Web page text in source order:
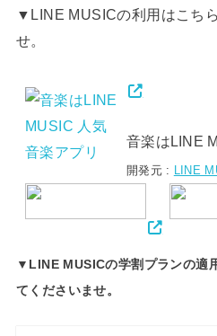
▼LINE MUSICの利用はこち
せ。
音楽はLINE
開発元 : LINE
▼LINE MUSICの学割プランの適
てくださいませ。